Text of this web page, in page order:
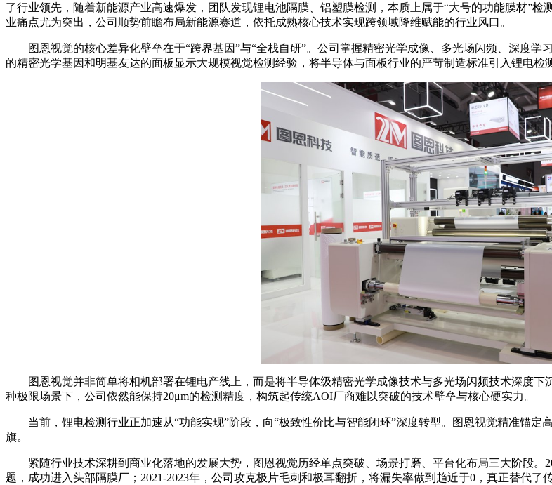
了行业领先，随着新能源产业高速爆发，团队发现锂电池隔膜、铝塑膜检测，本质上属于“大号的功能膜材”
业痛点尤为突出，公司顺势前瞻布局新能源赛道，依托成熟核心技术实现跨领域降维赋能的行业风口。
图恩视觉的核心差异化壁垒在于“跨界基因”与“全栈自研”。公司掌握精密光学成像、多光场闪频、深度
的精密光学基因和明基友达的面板显示大规模视觉检测经验，将半导体与面板行业的严苛制造标准引入锂电检
图恩视觉并非简单将相机部署在锂电产线上，而是将半导体级精密光学成像技术与多光场闪频技术深度下
种极限场景下，公司依然能保持20μm的检测精度，构筑起传统AOI厂商难以突破的技术壁垒与核心硬实力。
当前，锂电检测行业正加速从“功能实现”阶段，向“极致性价比与智能闭环”深度转型。图恩视觉精准锚
旗。
紧随行业技术深耕到商业化落地的发展大势，图恩视觉历经单点突破、场景打磨、平台化布局三大阶段
题，成功进入头部隔膜厂；2021-2023年，公司攻克极片毛刺和极耳翻折，将漏失率做到趋近于0，真正替代